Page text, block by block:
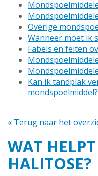
Overige
Wanneer moet ik
Fabels en feiten
Kan ik tandplak
mondspoelmiddel?
« Terug naar het
WAT
HALITOSE?